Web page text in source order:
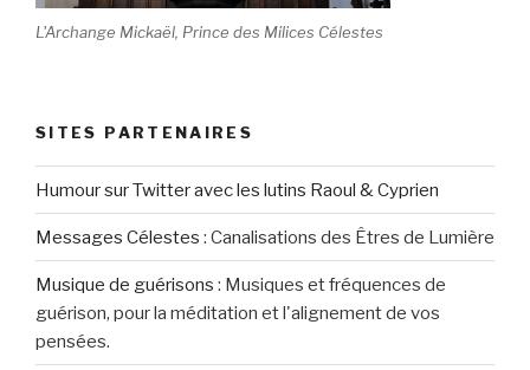
L'Archange Mickaël, Prince des Milices Célestes
SITES PARTENAIRES
Humour sur Twitter avec les lutins Raoul & Cyprien
Messages Célestes : Canalisations des Êtres de Lumière
Musique de guérisons : Musiques et fréquences de
guérison, pour la méditation et l'alignement de vos
pensées.